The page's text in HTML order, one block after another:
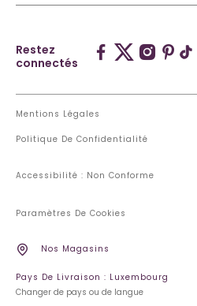
Restez
connectés
Mentions Légales
Politique De Confidentialité
Accessibilité : Non Conforme
Paramètres De Cookies
Nos Magasins
Pays De Livraison : Luxembourg
Changer de pays ou de langue